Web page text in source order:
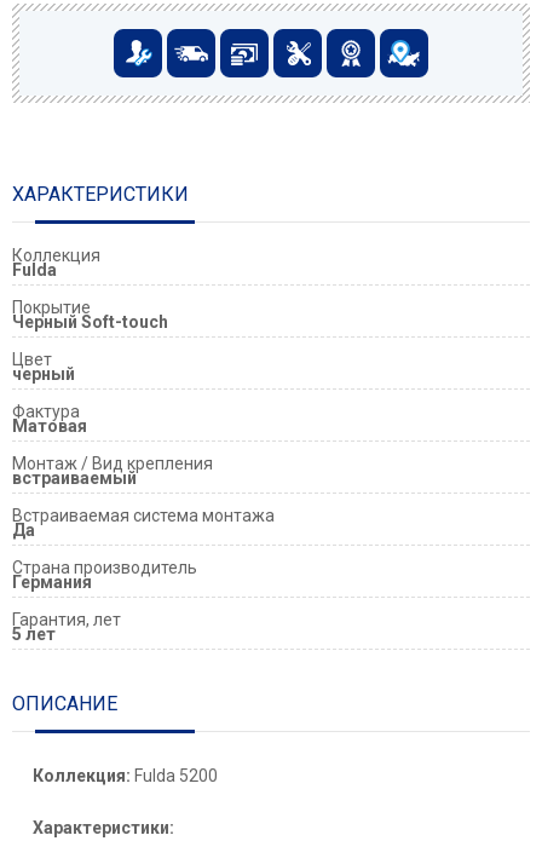
ХАРАКТЕРИСТИКИ
Коллекция
Fulda
Покрытие
Черный Soft-touch
Цвет
черный
Фактура
Матовая
Монтаж / Вид крепления
встраиваемый
Встраиваемая система монтажа
Да
Страна производитель
Германия
Гарантия, лет
5 лет
ОПИСАНИЕ
Коллекция: Fulda 5200
Характеристики: